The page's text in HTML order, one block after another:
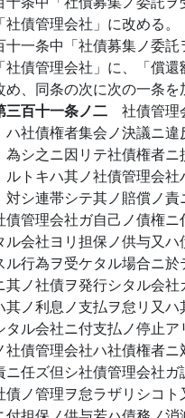
債管理会社」に改める。
十一条中「社債募集ノ委託
社債管理会社」に、「償還
、同条の次に次の一条を
三百十一条ノ二 社債管理
ハ社債権者集会ノ決議ニ違
為シ之ニ因リテ社債権者ニ
ルトキハ其ノ社債管理会社
対シ連帯シテ其ノ賠償ノ責
債管理会社ガ自己ノ債権ニ
ル会社ヨリ担保ノ供与又ハ
ル行為ヲ受ケタル場合ニ於
其ノ社債ヲ発行シタル会社
其ノ利息ノ支払ヲ怠リ又ハ
タル会社ニ付支払ノ停止ア
社債管理会社ハ社債権者ニ
ニ任ズ但シ社債管理会社
債ノ管理ヲ怠ラザリシコ